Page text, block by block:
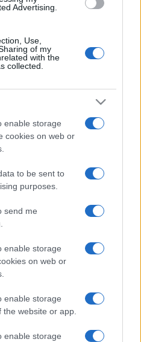
Advertising.
Use,
of my
with the
collected.
enable storage
cookies on web or
to be sent to
purposes.
send me
enable storage
on web or
enable storage
website or app.
enable storage
dalla libertà
essere italiani,
DEL MESE